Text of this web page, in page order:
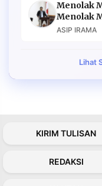
Menolak
Menolak
ASIP IRAMA
Lihat
KIRIM TULISAN
REDAKSI